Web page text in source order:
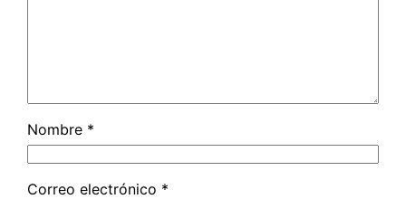
Nombre *
Correo electrónico *